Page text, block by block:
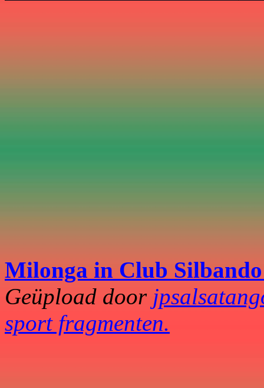
Milonga in Club
Geüpload door
sport fragmenten.